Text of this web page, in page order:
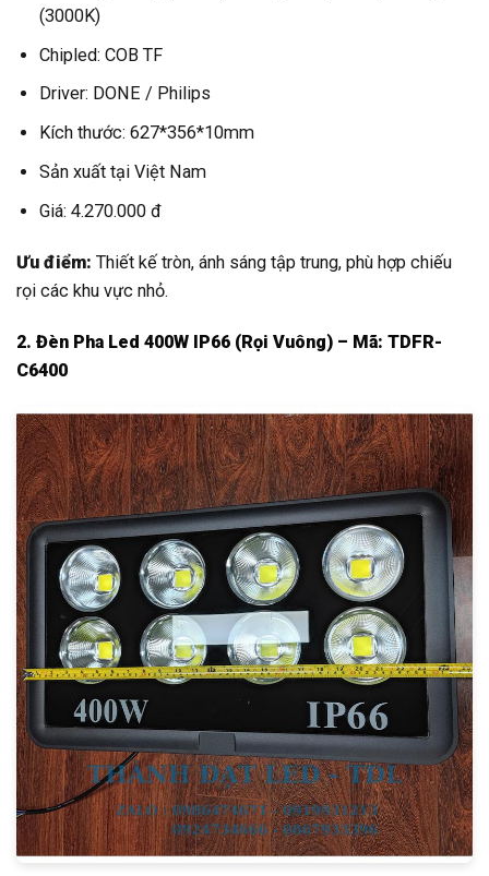
(3000K)
Chipled: COB TF
Driver: DONE / Philips
Kích thước: 627*356*10mm
Sản xuất tại Việt Nam
Giá: 4.270.000 đ
Ưu điểm: Thiết kế tròn, ánh sáng tập trung, phù hợp chiếu
rọi các khu vực nhỏ.
2. Đèn Pha Led 400W IP66 (Rọi Vuông) – Mã: TDFR-
C6400